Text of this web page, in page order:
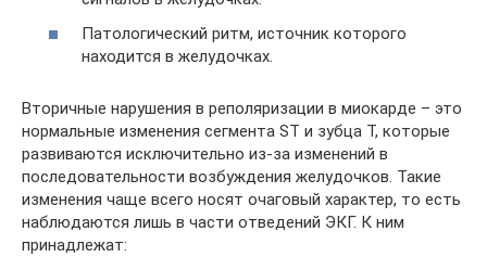
Патологический ритм, источник которого
находится в желудочках.
Вторичные нарушения в реполяризации в миокарде – это
нормальные изменения сегмента ST и зубца T, которые
развиваются исключительно из-за изменений в
последовательности возбуждения желудочков. Такие
изменения чаще всего носят очаговый характер, то есть
наблюдаются лишь в части отведений ЭКГ. К ним
принадлежат: